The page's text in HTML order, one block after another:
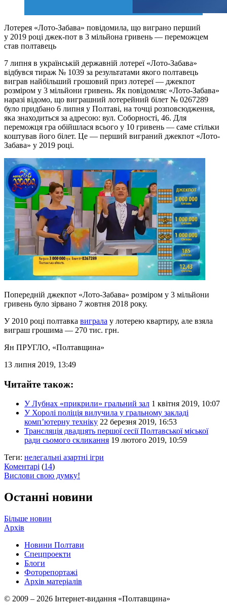
Лотерея «Лото-Забава» повідомила, що виграно перший
у 2019 році джек-пот в 3 мільйона гривень — переможцем
став полтавець
7 липня в українській державній лотереї «Лото-Забава»
відбувся тираж № 1039 за результатами якого полтавець
виграв найбільший грошовий приз лотереї — джекпот
розміром у 3 мільйони гривень. Як повідомляє «Лото-Забава»
наразі відомо, що виграшний лотерейний білет № 0267289
було придбано 6 липня у Полтаві, на точці розповсюдження,
яка знаходиться за адресою: вул. Соборності, 46. Для
переможця гра обійшлася всього у 10 гривень — саме стільки
коштував його білет. Це — перший виграний джекпот «Лото-
Забава» у 2019 році.
Попередній джекпот «Лото-Забава» розміром у 3 мільйони
гривень було зірвано 7 жовтня 2018 року.
У 2010 році полтавка виграла у лотерею квартиру, але взяла
виграш грошима — 270 тис. грн.
Ян ПРУГЛО, «Полтавщина»
13 липня 2019, 13:49
Читайте також:
У Лубнах «прикрили» гральний зал 1 квітня 2019, 10:07
У Хоролі поліція вилучила у гральному закладі
комп’ютерну техніку 22 березня 2019, 16:53
Трансляція двадцять першої сесії Полтавської міської
ради сьомого скликання 19 лютого 2019, 10:59
Теги: нелегальні азартні ігри
Коментарі (14)
Вислови свою думку!
Останні новини
Більше новин
Архів
Новини Полтави
Спецпроекти
Блоги
Фоторепортажі
Архів матеріалів
© 2009 – 2026 Інтернет-видання «Полтавщина»